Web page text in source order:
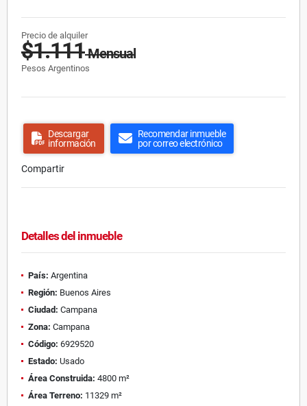
Precio de alquiler
$1.111Mensual
Pesos Argentinos
Descargar
información
Recomendar inmueble
por correo electrónico
Compartir
Detalles del inmueble
País: Argentina
Región: Buenos Aires
Ciudad: Campana
Zona: Campana
Código: 6929520
Estado: Usado
Área Construida: 4800 m²
Área Terreno: 11329 m²